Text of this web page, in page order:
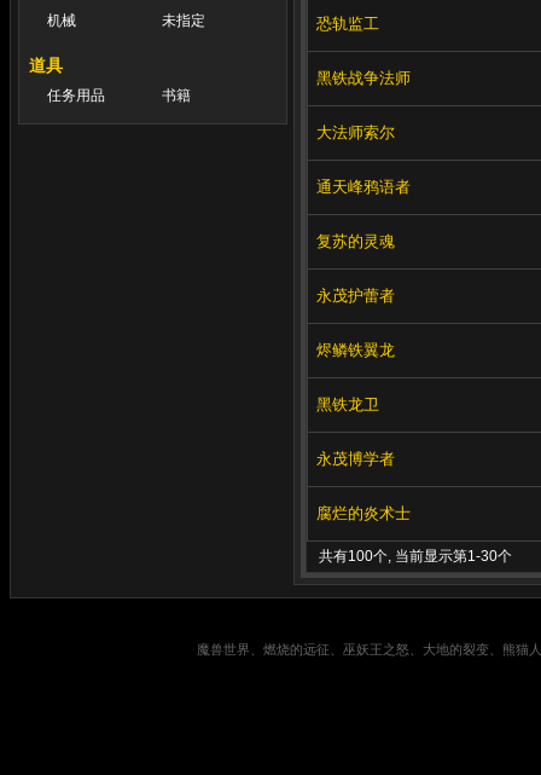
机械
未指定
道具
任务用品 书籍
恐轨监工
黑铁战争法师
大法师索尔
通天峰鸦语者
复苏的灵魂
永茂护蕾者
烬鳞铁翼龙
黑铁龙卫
永茂博学者
腐烂的炎术士
共有100个, 当前显示第1-30个
魔兽世界、燃烧的远征、巫妖王之怒、大地的裂变、熊猫